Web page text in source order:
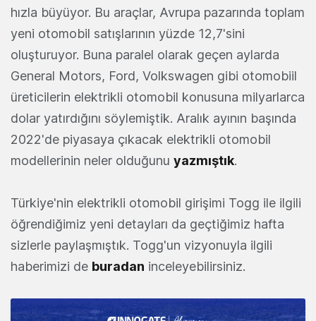
hızla büyüyor. Bu araçlar, Avrupa pazarında toplam
yeni otomobil satışlarının yüzde 12,7'sini
oluşturuyor. Buna paralel olarak geçen aylarda
General Motors, Ford, Volkswagen gibi otomobiil
üreticilerin elektrikli otomobil konusuna milyarlarca
dolar yatırdığını söylemiştik. Aralık ayının başında
2022'de piyasaya çıkacak elektrikli otomobil
modellerinin neler olduğunu yazmıştık.
Türkiye'nin elektrikli otomobil girişimi Togg ile ilgili
öğrendiğimiz yeni detayları da geçtiğimiz hafta
sizlerle paylaşmıştık. Togg'un vizyonuyla ilgili
haberimizi de buradan inceleyebilirsiniz.